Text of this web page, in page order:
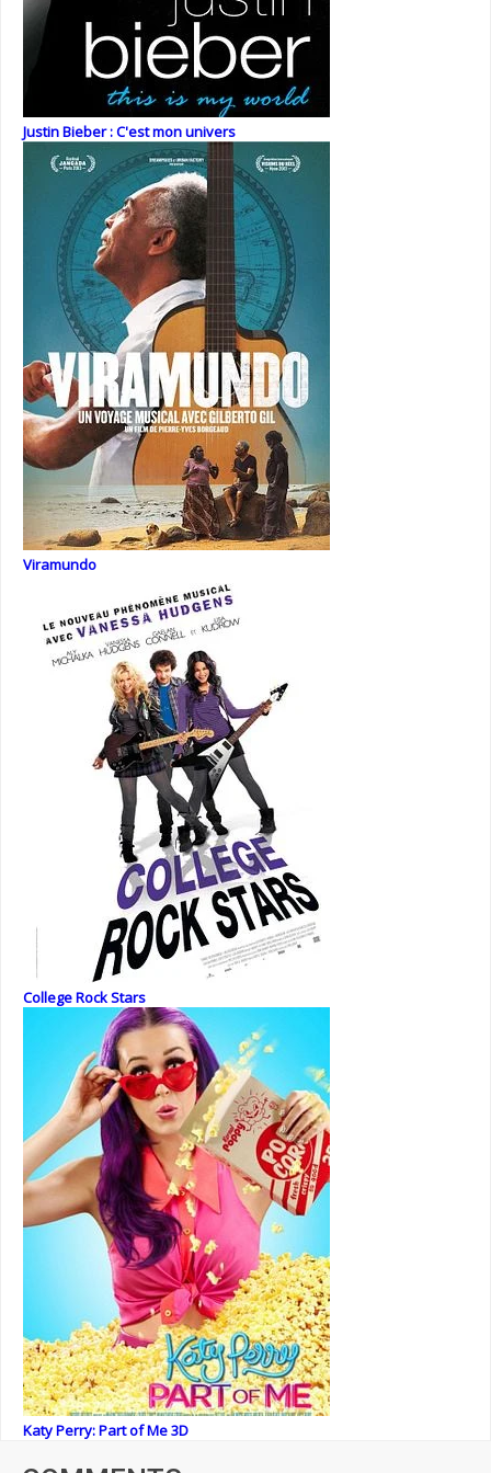
Justin Bieber : C'est mon univers
Viramundo
College Rock Stars
Katy Perry: Part of Me 3D